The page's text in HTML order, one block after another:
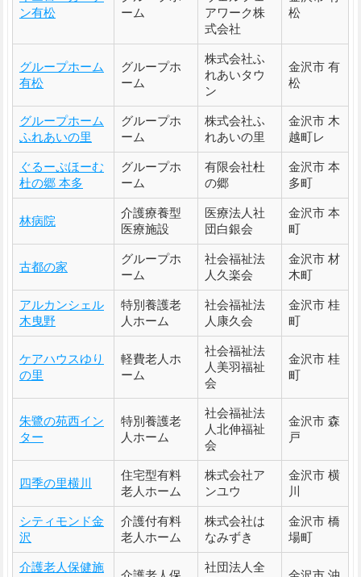
ン有松
ーム
アワーク株
式会社
松
グループホーム
有松
グループホ
ーム
株式会社ふ
れあいタウ
ン
金沢市 有
松
グループホーム
ふれあいの里
グループホ
ーム
株式会社ふ
れあいの里
金沢市 木
越町レ
ぐるーぷほーむ
杜の郷 本多
グループホ
ーム
有限会社杜
の郷
金沢市 本
多町
林病院
介護療養型
医療施設
医療法人社
団白銀会
金沢市 本
町
古都の家
グループホ
ーム
社会福祉法
人久楽会
金沢市 材
木町
アルカンシェル
木曳野
特別養護老
人ホーム
社会福祉法
人康久会
金沢市 桂
町
ケアハウスゆり
の里
軽費老人ホ
ーム
社会福祉法
人美羽福祉
会
金沢市 桂
町
朱鷺の苑西イン
ター
特別養護老
人ホーム
社会福祉法
人北伸福祉
会
金沢市 森
戸
四季の里横川
住宅型有料
老人ホーム
株式会社ア
ンユウ
金沢市 横
川
シティモンド金
沢
介護付有料
老人ホーム
株式会社は
なみずき
金沢市 橋
場町
介護老人保健施
社団法人全